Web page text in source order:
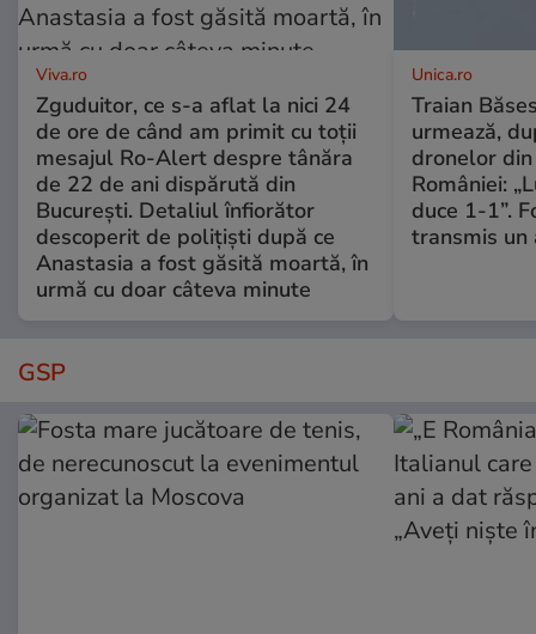
Viva.ro
Zguduitor, ce s-a aflat la nici 24
de ore de când am primit cu toții
mesajul Ro-Alert despre tânăra
de 22 de ani dispărută din
București. Detaliul înfiorător
descoperit de polițiști după ce
Anastasia a fost găsită moartă, în
urmă cu doar câteva minute
Unica.ro
Traian
urmează,
dronelor
României:
duce 1-1”.
transmis un
GSP